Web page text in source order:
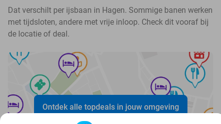
Dat verschilt per ijsbaan in Hagen. Sommige banen werken
met tijdsloten, andere met vrije inloop. Check dit vooraf bij
de locatie of deal.
Ontdek alle topdeals in jouw omgeving